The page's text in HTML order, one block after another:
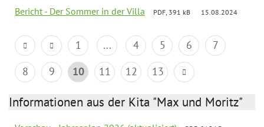
Bericht - Der Sommer in der Villa PDF, 391 kB 15.08.2024
1 ... 4 5 6
7
8
9 10 11 12 13
Informationen aus der Kita "Max und Moritz"